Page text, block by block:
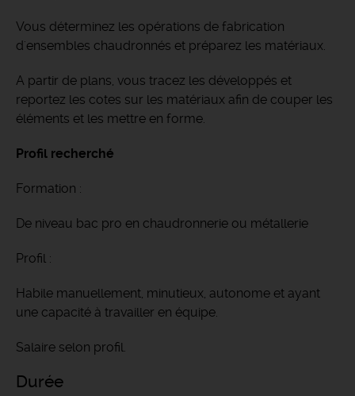
Vous déterminez les opérations de fabrication
d'ensembles chaudronnés et préparez les matériaux.
A partir de plans, vous tracez les développés et
reportez les cotes sur les matériaux afin de couper les
éléments et les mettre en forme.
Profil recherché
Formation :
De niveau bac pro en chaudronnerie ou métallerie
Profil :
Habile manuellement, minutieux, autonome et ayant
une capacité à travailler en équipe.
Salaire selon profil.
Durée